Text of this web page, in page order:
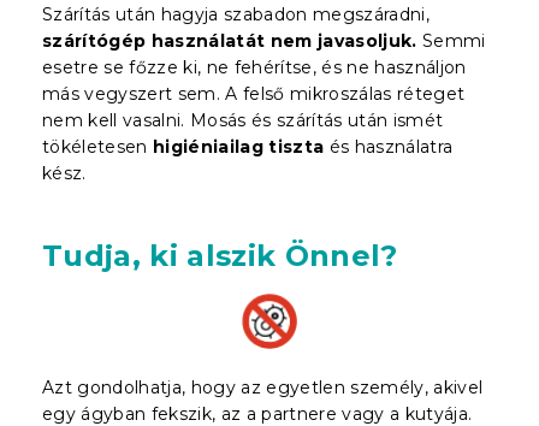
Szárítás után hagyja szabadon megszáradni,
szárítógép használatát nem javasoljuk. Semmi
esetre se főzze ki, ne fehérítse, és ne használjon
más vegyszert sem. A felső mikroszálas réteget
nem kell vasalni. Mosás és szárítás után ismét
tökéletesen higiéniailag tiszta és használatra
kész.
Tudja, ki alszik Önnel?
Azt gondolhatja, hogy az egyetlen személy, akivel
egy ágyban fekszik, az a partnere vagy a kutyája.